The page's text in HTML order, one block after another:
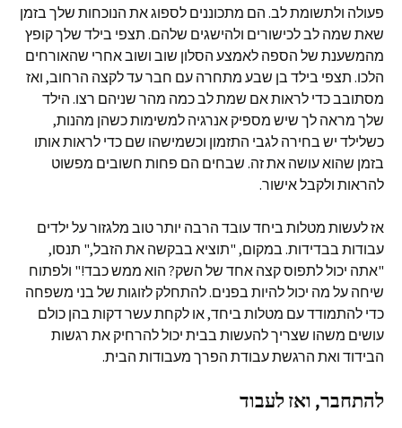
פעולה ולתשומת לב. הם מתכוננים לספוג את הנוכחות שלך בזמן
שאת שמה לב לכישורים ולהישגים שלהם. תצפי בילד שלך קופץ
מהמשענת של הספה לאמצע הסלון שוב ושוב אחרי שהאורחים
הלכו. תצפי בילד בן שבע מתחרה עם חבר עד לקצה הרחוב, ואז
מסתובב כדי לראות אם שמת לב כמה מהר שניהם רצו. הילד
שלך מראה לך שיש מספיק אנרגיה למשימות כשהן מהנות,
כשלילד יש בחירה לגבי התזמון וכשמישהו שם כדי לראות אותו
בזמן שהוא עושה את זה. שבחים הם פחות חשובים מפשוט
להראות ולקבל אישור.
אז לעשות מטלות ביחד עובד הרבה יותר טוב מלגזור על ילדים
עבודות בבדידות. במקום, "תוציא בבקשה את הזבל," תנסו,
"אתה יכול לתפוס קצה אחד של השק? הוא ממש כבד!" ולפתוח
שיחה על מה יכול להיות בפנים. להתחלק לזוגות של בני משפחה
כדי להתמודד עם מטלות ביחד, או לקחת עשר דקות בהן כולם
עושים משהו שצריך להעשות בבית יכול להרחיק את רגשות
הבידוד ואת הרגשת עבודת הפרך מעבודות הבית.
להתחבר, ואז לעבוד